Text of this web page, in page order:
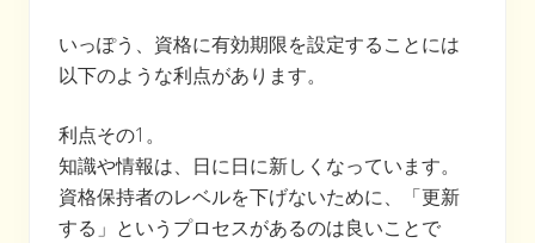
いっぽう、資格に有効期限を設定することには
以下のような利点があります。
利点その1。
知識や情報は、日に日に新しくなっています。
資格保持者のレベルを下げないために、「更新
する」というプロセスがあるのは良いことで